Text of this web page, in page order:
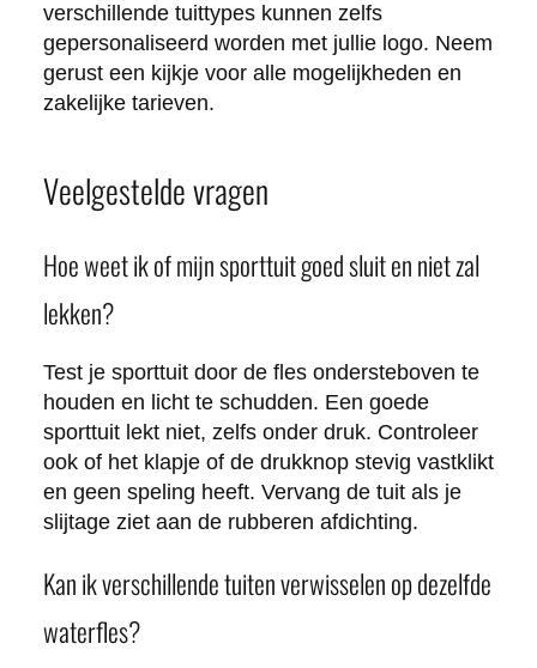
verschillende tuittypes kunnen zelfs
gepersonaliseerd worden met jullie logo. Neem
gerust een kijkje voor alle mogelijkheden en
zakelijke tarieven.
Veelgestelde vragen
Hoe weet ik of mijn sporttuit goed sluit en niet zal
lekken?
Test je sporttuit door de fles ondersteboven te
houden en licht te schudden. Een goede
sporttuit lekt niet, zelfs onder druk. Controleer
ook of het klapje of de drukknop stevig vastklikt
en geen speling heeft. Vervang de tuit als je
slijtage ziet aan de rubberen afdichting.
Kan ik verschillende tuiten verwisselen op dezelfde
waterfles?